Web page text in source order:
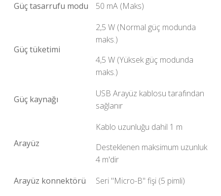
Güç tasarrufu modu
50 mA (Maks)
Güç tüketimi
2,5 W (Normal güç modunda
maks.)
4,5 W (Yüksek güç modunda
maks.)
Güç kaynağı
USB Arayüz kablosu tarafından
sağlanır
Arayüz
Kablo uzunluğu dahil 1 m
Desteklenen maksimum uzunluk
4 m'dir
Arayüz konnektörü
Seri "Micro-B" fişi (5 pimli)